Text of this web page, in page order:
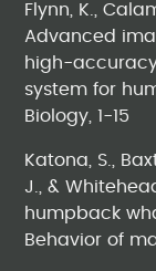
Flynn, K.,
Advanced
high-
system for
Biology, 1-15
Katona, S.,
J., &
humpback
Behavior of